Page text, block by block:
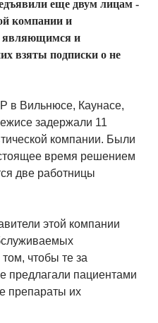
еще двум лицам -
компании и
являющимся и
взяты подписки о не
в Вильнюсе, Каунасе,
задержали 11
компании. Были
время решением
две работницы
этой компании
чтобы те за
предлагали пациентами
препараты их